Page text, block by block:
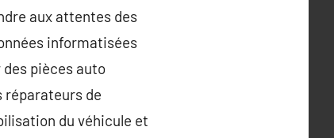
aux attentes des
informatisées
pièces auto
réparateurs de
du véhicule et